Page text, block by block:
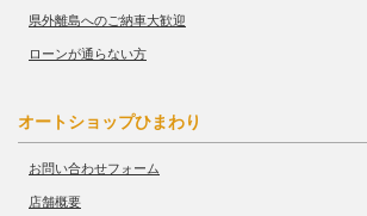
県外離島へのご納車大歓迎
ローンが通らない方
オートショップひまわり
お問い合わせフォーム
店舗概要